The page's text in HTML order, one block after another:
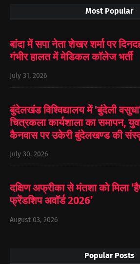
Most Popular
बांदा में सपा नेता शेखर शर्मा पर
गंभीर हालत में मेडिकल कॉलेज भर्ती
July 31, 2026
बुंदेलखंड विश्विद्यालय में 'बुंदेली वसुधा'
चित्रकला कार्यशाला का समापन,
कैनवास पर उकेरी बुंदेलखण्ड की
July 30, 2026
दक्षिण अफ्रीका से मंतशा को मिला
फ्रेंडशिप अवॉर्ड 2026’
August 03, 2026
Popular Posts